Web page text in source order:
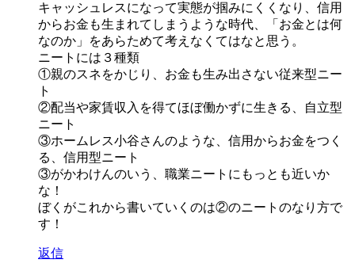
キャッシュレスになって実態が掴みにくくなり、信用
からお金も生まれてしまうような時代、「お金とは何
なのか」をあらためて考えなくてはなと思う。
ニートには３種類
①親のスネをかじり、お金も生み出さない従来型ニー
ト
②配当や家賃収入を得てほぼ働かずに生きる、自立型
ニート
③ホームレス小谷さんのような、信用からお金をつく
る、信用型ニート
③がかわけんのいう、職業ニートにもっとも近いか
な！
ぼくがこれから書いていくのは②のニートのなり方で
す！
返信